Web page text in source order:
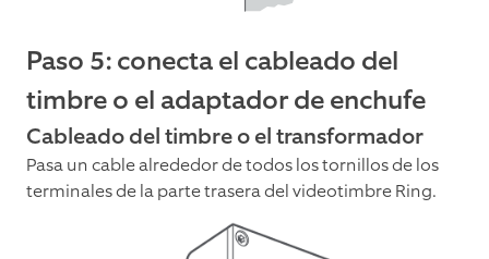
Paso 5: conecta el cableado del
timbre o el adaptador de enchufe
Cableado del timbre o el transformador
Pasa un cable alrededor de todos los tornillos de los
terminales de la parte trasera del videotimbre Ring.